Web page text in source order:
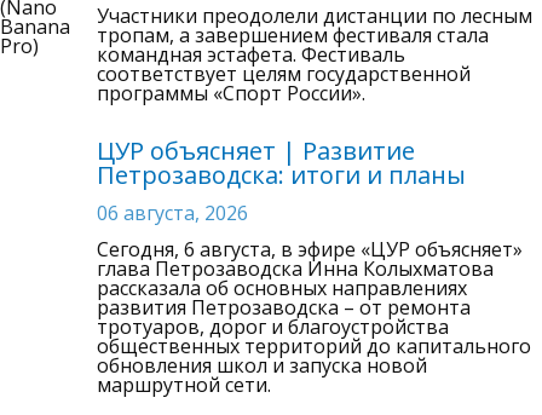
Участники преодолели дистанции по лесным
тропам, а завершением фестиваля стала
командная эстафета. Фестиваль
соответствует целям государственной
программы «Спорт России».
ЦУР объясняет | Развитие
Петрозаводска: итоги и планы
06 августа, 2026
Сегодня, 6 августа, в эфире «ЦУР объясняет»
глава Петрозаводска Инна Колыхматова
рассказала об основных направлениях
развития Петрозаводска – от ремонта
тротуаров, дорог и благоустройства
общественных территорий до капитального
обновления школ и запуска новой
маршрутной сети.